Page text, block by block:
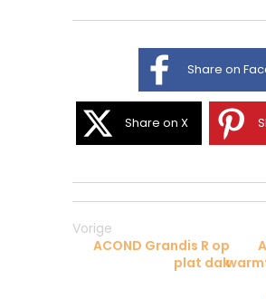
Share on
Share on X
Vorige
ACOND Grandis R op
plat dak